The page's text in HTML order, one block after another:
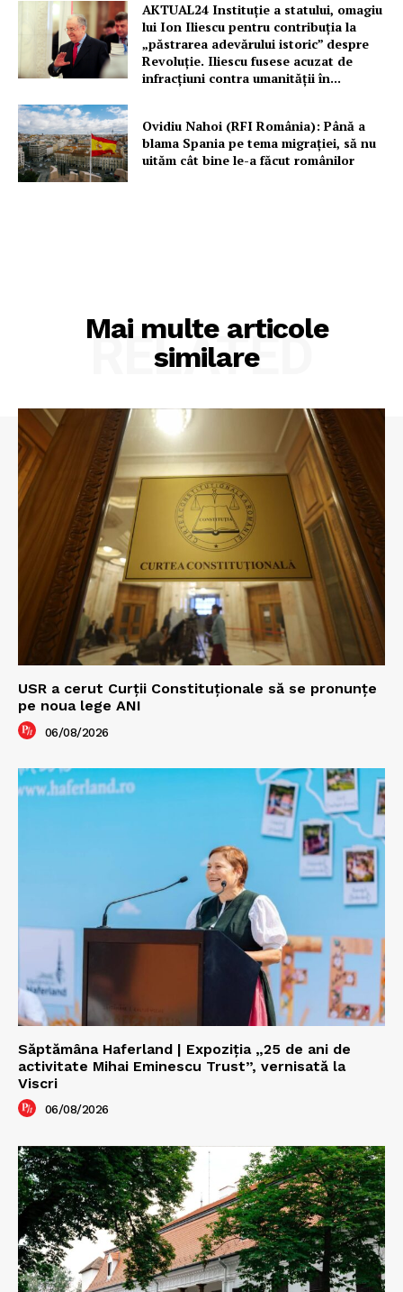
AKTUAL24 Instituție a statului, omagiu
lui Ion Iliescu pentru contribuția la
„păstrarea adevărului istoric” despre
Revoluție. Iliescu fusese acuzat de
infracțiuni contra umanității în...
Ovidiu Nahoi (RFI România): Până a
blama Spania pe tema migrației, să nu
uităm cât bine le-a făcut românilor
Mai multe articole
similare
RELATED
USR a cerut Curții Constituționale să se pronunțe
pe noua lege ANI
06/08/2026
Săptămâna Haferland | Expoziţia „25 de ani de
activitate Mihai Eminescu Trust”, vernisată la
Viscri
06/08/2026